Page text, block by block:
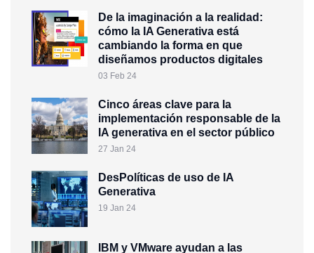
De la imaginación a la realidad:
cómo la IA Generativa está
cambiando la forma en que
diseñamos productos digitales
03 Feb 24
Cinco áreas clave para la
implementación responsable de la
IA generativa en el sector público
27 Jan 24
DesPolíticas de uso de IA
Generativa
19 Jan 24
IBM y VMware ayudan a las